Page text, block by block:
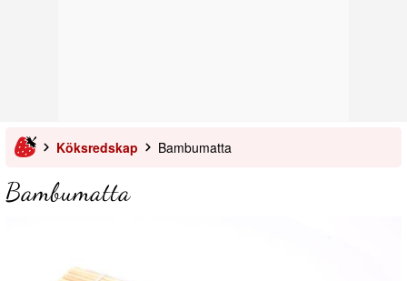
Köksredskap Bambumatta
Bambumatta